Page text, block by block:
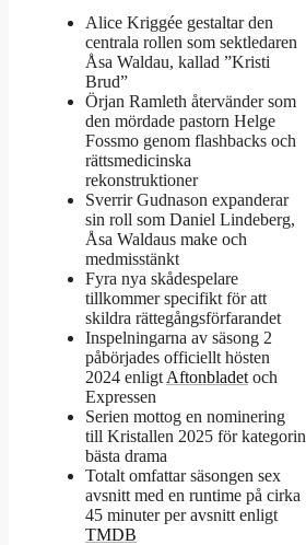
Alice Kriggée gestaltar den
centrala rollen som sektledaren
Åsa Waldau, kallad ”Kristi
Brud”
Örjan Ramleth återvänder som
den mördade pastorn Helge
Fossmo genom flashbacks och
rättsmedicinska
rekonstruktioner
Sverrir Gudnason expanderar
sin roll som Daniel Lindeberg,
Åsa Waldaus make och
medmisstänkt
Fyra nya skådespelare
tillkommer specifikt för att
skildra rättegångsförfarandet
Inspelningarna av säsong 2
påbörjades officiellt hösten
2024 enligt Aftonbladet och
Expressen
Serien mottog en nominering
till Kristallen 2025 för kategorin
bästa drama
Totalt omfattar säsongen sex
avsnitt med en runtime på cirka
45 minuter per avsnitt enligt
TMDB